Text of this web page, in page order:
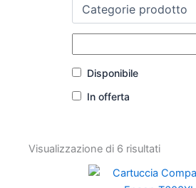
Disponibile
In offerta
Visualizzazione di 6 risultati
Questo